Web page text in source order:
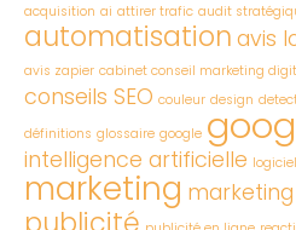
acquisition ai attirer trafic audit
automatisation avis
avis zapier cabinet conseil marketing
conseils SEO couleur design
définitions glossaire google
intelligence artificielle
marketing